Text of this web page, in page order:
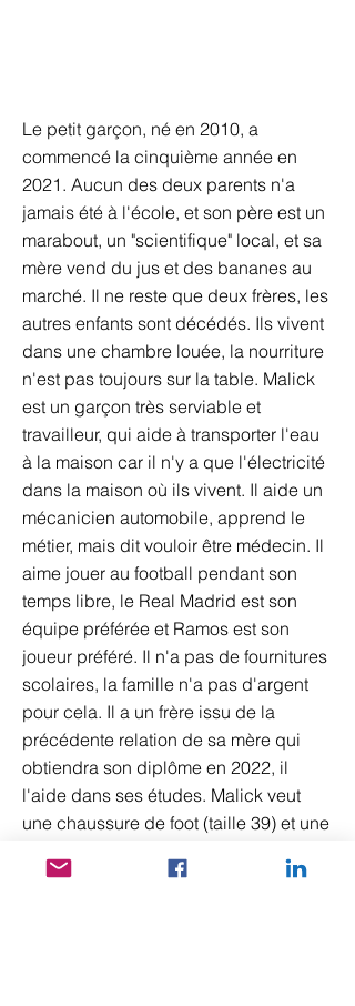
Le petit garçon, né en 2010, a
commencé la cinquième année en
2021. Aucun des deux parents n'a
jamais été à l'école, et son père est un
marabout, un "scientifique" local, et sa
mère vend du jus et des bananes au
marché. Il ne reste que deux frères, les
autres enfants sont décédés. Ils vivent
dans une chambre louée, la nourriture
n'est pas toujours sur la table. Malick
est un garçon très serviable et
travailleur, qui aide à transporter l'eau
à la maison car il n'y a que l'électricité
dans la maison où ils vivent. Il aide un
mécanicien automobile, apprend le
métier, mais dit vouloir être médecin. Il
aime jouer au football pendant son
temps libre, le Real Madrid est son
équipe préférée et Ramos est son
joueur préféré. Il n'a pas de fournitures
scolaires, la famille n'a pas d'argent
pour cela. Il a un frère issu de la
précédente relation de sa mère qui
obtiendra son diplôme en 2022, il
l'aide dans ses études. Malick veut
une chaussure de foot (taille 39) et une